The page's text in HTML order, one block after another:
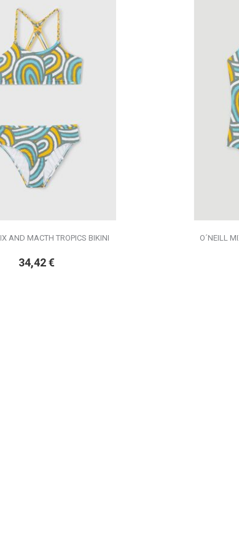
AND MACTH TROPICS BIKINI
34,42 €
O´NEILL